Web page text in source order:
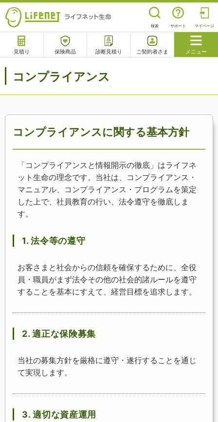
検索 サポート マイページ
見積り 保険商品 診断見積り ご契約者さま メニュー
サポート
コンプライアンス
コンプライアンスに関する基本方針
「コンプライアンスと情報開示の徹底」はライフネ
ット生命の理念です。当社は、コンプライアンス・
マニュアル、コンプライアンス・プログラムを策定
した上で、社員教育の行い、法令遵守を徹底しま
す。
1. 法令等の遵守
お客さまと社会からの信頼を確保するために、全役
員・職員がまず法令その他の社会的諸ルールを遵守
することを基本にすえて、経営目標を追求します。
2. 適正な保険募集
当社の募集方針を厳格に遵守・遂行することを通じ
て実現します。
3. 適切な資産運用